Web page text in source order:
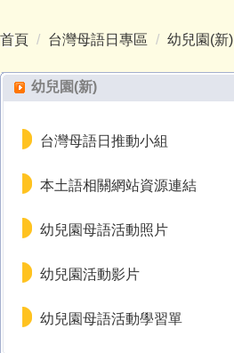
首頁 台灣母語日專區 幼兒園(新)
幼兒園(新)
台灣母語日推動小組
本土語相關網站資源連結
幼兒園母語活動照片
幼兒園活動影片
幼兒園母語活動學習單